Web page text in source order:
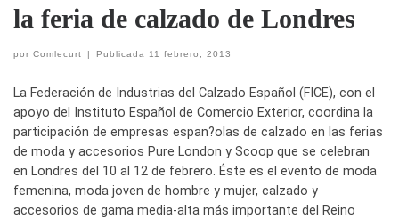
la feria de calzado de Londres
por Comlecurt | Publicada 11 febrero, 2013
La Federación de Industrias del Calzado Español (FICE), con el
apoyo del Instituto Español de Comercio Exterior, coordina la
participación de empresas espan?olas de calzado en las ferias
de moda y accesorios Pure London y Scoop que se celebran
en Londres del 10 al 12 de febrero. Éste es el evento de moda
femenina, moda joven de hombre y mujer, calzado y
accesorios de gama media-alta más importante del Reino